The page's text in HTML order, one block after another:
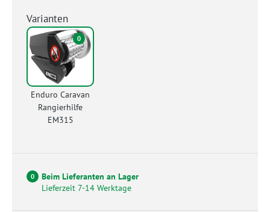
Varianten
0
Enduro Caravan
Rangierhilfe
EM315
0
Beim Lieferanten an Lager
Lieferzeit 7-14 Werktage